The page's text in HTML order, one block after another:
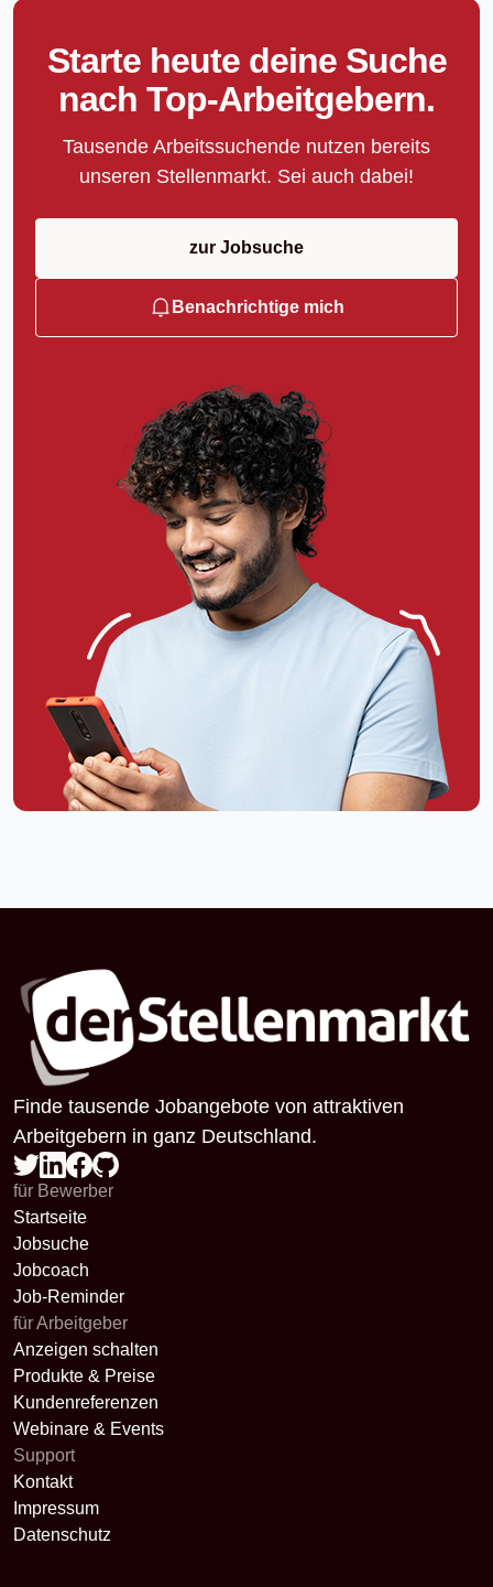
Starte heute deine Suche
nach Top-Arbeitgebern.
Tausende Arbeitssuchende nutzen bereits
unseren Stellenmarkt. Sei auch dabei!
zur Jobsuche
Benachrichtige mich
Finde tausende Jobangebote von attraktiven
Arbeitgebern in ganz Deutschland.
für Bewerber
Startseite
Jobsuche
Jobcoach
Job-Reminder
für Arbeitgeber
Anzeigen schalten
Produkte & Preise
Kundenreferenzen
Webinare & Events
Support
Kontakt
Impressum
Datenschutz